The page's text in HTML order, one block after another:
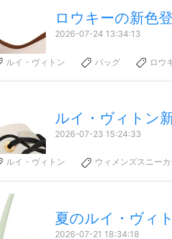
ロウキーの新色
2026-07-24 13:34:13
ルイ・ヴィトン バッグ ロウ
ルイ・ヴィトン
2026-07-23 15:24:33
ルイ・ヴィトン ウィメンズスニーカ
夏のルイ・ヴィ
2026-07-21 18:34:18